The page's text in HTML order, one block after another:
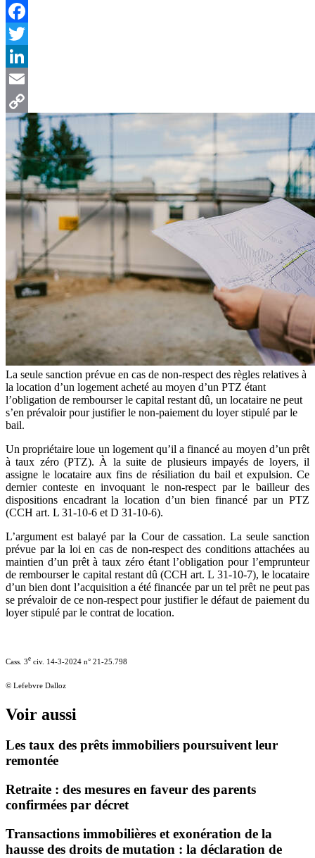
Facebook
Twitter
LinkedIn
Email
Copy
Link
La seule sanction prévue en cas de non-respect des règles relatives à
la location d’un logement acheté au moyen d’un PTZ étant
l’obligation de rembourser le capital restant dû, un locataire ne peut
s’en prévaloir pour justifier le non-paiement du loyer stipulé par le
bail.
Un propriétaire loue un logement qu’il a financé au moyen d’un prêt
à taux zéro (PTZ). À la suite de plusieurs impayés de loyers, il
assigne le locataire aux fins de résiliation du bail et expulsion. Ce
dernier conteste en invoquant le non-respect par le bailleur des
dispositions encadrant la location d’un bien financé par un PTZ
(CCH art. L 31‑10‑6 et D 31‑10‑6).
L’argument est balayé par la Cour de cassation. La seule sanction
prévue par la loi en cas de non-respect des conditions attachées au
maintien d’un prêt à taux zéro étant l’obligation pour l’emprunteur
de rembourser le capital restant dû (CCH art. L 31‑10‑7), le locataire
d’un bien dont l’acquisition a été financée par un tel prêt ne peut pas
se prévaloir de ce non-respect pour justifier le défaut de paiement du
loyer stipulé par le contrat de location.
Cass. 3e civ. 14‑3‑2024 n° 21‑25.798
© Lefebvre Dalloz
Voir aussi
Les taux des prêts immobiliers poursuivent leur
remontée
Retraite : des mesures en faveur des parents
confirmées par décret
Transactions immobilières et exonération de la
hausse des droits de mutation : la déclaration de